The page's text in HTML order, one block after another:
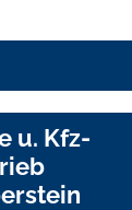
u. Kfz-